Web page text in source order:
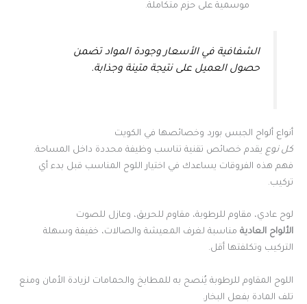
موسمية على حزم متكاملة.
الشفافية في الأسعار وجودة المواد تضمن
حصول العميل على نتيجة متينة وجذابة.
أنواع ألواح الجبس بورد وخصائصها في الكويت
كل نوع يقدم خصائص تقنية تناسب وظيفة محددة داخل المساحة.
فهم هذه الفروقات يساعدك في اختيار اللوح المناسب قبل بدء أي
تركيب.
لوح عادي، مقاوم للرطوبة، مقاوم للحريق، وعازل للصوت
الألواح العادية مناسبة لغرف المعيشة والصالات، خفيفة وسهلة
التركيب وتكلفتها أقل.
اللوح المقاوم للرطوبة يُنصح به للمطابخ والحمامات لزيادة الأمان ومنع
تلف المادة بفعل البخار.